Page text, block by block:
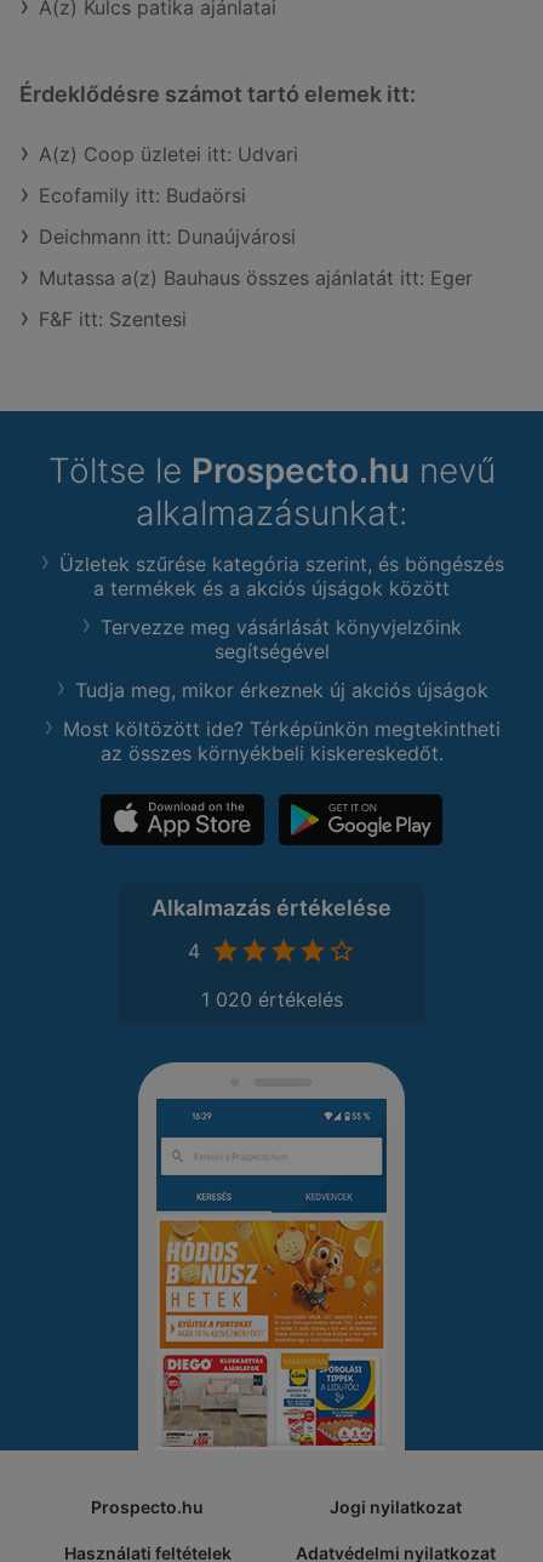
A(z) Kulcs patika ajánlatai
Érdeklődésre számot tartó elemek itt:
A(z) Coop üzletei itt: Udvari
Ecofamily itt: Budaörsi
Deichmann itt: Dunaújvárosi
Mutassa a(z) Bauhaus összes ajánlatát itt: Eger
F&F itt: Szentesi
Töltse le Prospecto.hu nevű
alkalmazásunkat:
Üzletek szűrése kategória szerint, és böngészés
a termékek és a akciós újságok között
Tervezze meg vásárlását könyvjelzőink
segítségével
Tudja meg, mikor érkeznek új akciós újságok
Most költözött ide? Térképünkön megtekintheti
az összes környékbeli kiskereskedőt.
Alkalmazás értékelése
4
1 020 értékelés
Prospecto.hu Jogi nyilatkozat
Használati feltételek Adatvédelmi nyilatkozat